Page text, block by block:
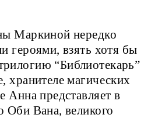
Маркиной нередко
героями, взять хотя бы
“Библиотекарь”
хранителе магических
Анна представляет в
Оби Вана, великого